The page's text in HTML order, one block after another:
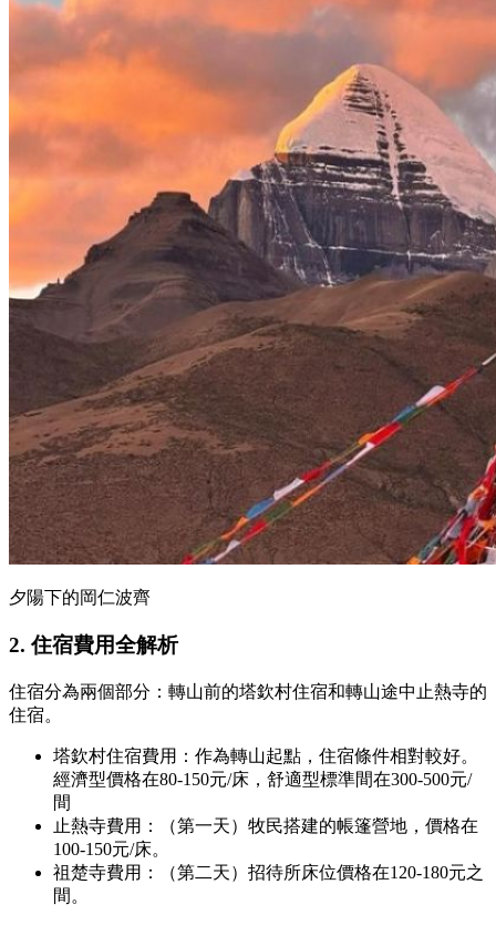
夕陽下的岡仁波齊
2. 住宿費用全解析
住宿分為兩個部分：轉山前的塔欽村住宿和轉山途中止熱寺的
住宿。
塔欽村住宿費用：作為轉山起點，住宿條件相對較好。
經濟型價格在80-150元/床，舒適型標準間在300-500元/
間
止熱寺費用：（第一天）牧民搭建的帳篷營地，價格在
100-150元/床。
祖楚寺費用：（第二天）招待所床位價格在120-180元之
間。